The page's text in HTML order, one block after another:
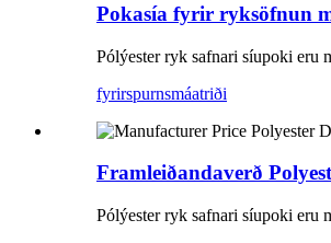
Pokasía fyrir ryksöfnun
Pólýester ryk safnari síupoki eru
fyrirspurnsmáatriði
Framleiðandaverð
Pólýester ryk safnari síupoki eru